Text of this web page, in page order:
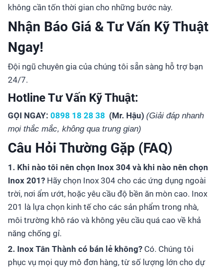
không cần tốn thời gian cho những bước này.
Nhận Báo Giá & Tư Vấn Kỹ Thuật
Ngay!
Đội ngũ chuyên gia của chúng tôi sẵn sàng hỗ trợ bạn
24/7.
Hotline Tư Vấn Kỹ Thuật:
GỌI NGAY: 0898 18 28 38 (Mr. Hậu) (Giải đáp nhanh
mọi thắc mắc, không qua trung gian)
Câu Hỏi Thường Gặp (FAQ)
1. Khi nào tôi nên chọn Inox 304 và khi nào nên chọn
Inox 201? Hãy chọn Inox 304 cho các ứng dụng ngoài
trời, nơi ẩm ướt, hoặc yêu cầu độ bền ăn mòn cao. Inox
201 là lựa chọn kinh tế cho các sản phẩm trong nhà,
môi trường khô ráo và không yêu cầu quá cao về khả
năng chống gỉ.
2. Inox Tân Thành có bán lẻ không? Có. Chúng tôi
phục vụ mọi quy mô đơn hàng, từ số lượng lớn cho dự